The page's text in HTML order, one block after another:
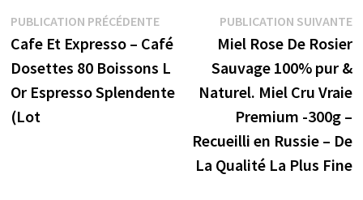
o
o
k
er es
t
o
ar
d
ge
Navigation
de
l’article
PUBLICATION PRÉCÉDENTEPublication
précédente :
Cafe Et Expresso – Café
Dosettes 80 Boissons L
Or Espresso Splendente
(Lot
PUBLICATION SUIVANTE
Miel Rose De Rosier
Sauvage 100% pur &
Naturel. Miel Cru Vraie
Premium -300g –
Recueilli en Russie – De
La Qualité La Plus Fine